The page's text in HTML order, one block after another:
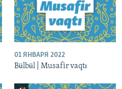
01 ЯНВАРЯ 2022
Bülbül | Musafir vaqtı